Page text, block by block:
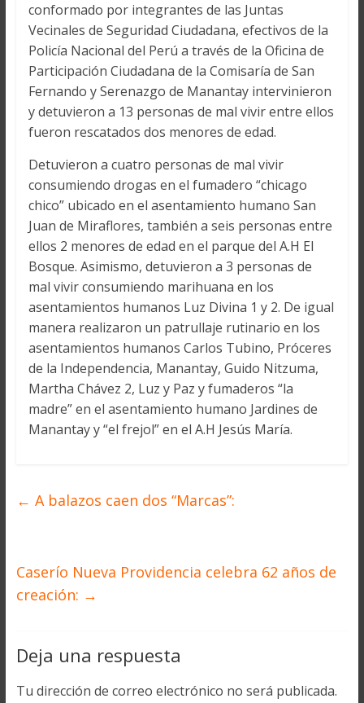
conformado por integrantes de las Juntas
Vecinales de Seguridad Ciudadana, efectivos de la
Policía Nacional del Perú a través de la Oficina de
Participación Ciudadana de la Comisaría de San
Fernando y Serenazgo de Manantay intervinieron
y detuvieron a 13 personas de mal vivir entre ellos
fueron rescatados dos menores de edad.
Detuvieron a cuatro personas de mal vivir
consumiendo drogas en el fumadero “chicago
chico” ubicado en el asentamiento humano San
Juan de Miraflores, también a seis personas entre
ellos 2 menores de edad en el parque del A.H El
Bosque. Asimismo, detuvieron a 3 personas de
mal vivir consumiendo marihuana en los
asentamientos humanos Luz Divina 1 y 2. De igual
manera realizaron un patrullaje rutinario en los
asentamientos humanos Carlos Tubino, Próceres
de la Independencia, Manantay, Guido Nitzuma,
Martha Chávez 2, Luz y Paz y fumaderos “la
madre” en el asentamiento humano Jardines de
Manantay y “el frejol” en el A.H Jesús María.
← A balazos caen dos “Marcas”:
Caserío Nueva Providencia celebra 62 años de
creación: →
Deja una respuesta
Tu dirección de correo electrónico no será publicada.